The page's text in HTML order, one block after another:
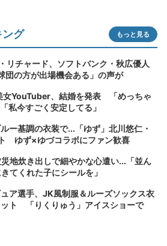
ング もっと見る
リチャード、ソフトバンク・秋広優人
団の方が出場機会ある」の声が
女YouTuber、結婚を発表 「めっちゃ
私今すごく安定してる」
ー基調の衣装で...「ゆず」北川悠仁・
ゆず×ゆづコラボにファン歓喜
地炊き出しで細やかな心遣い...「並ん
てくれた子にシールを」
ア選手、JK風制服＆ルーズソックス衣
ト 「りくりゅう」アイスショーで